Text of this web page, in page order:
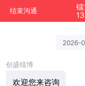
结束沟通
2026-
创盛镭博
欢迎您来咨询